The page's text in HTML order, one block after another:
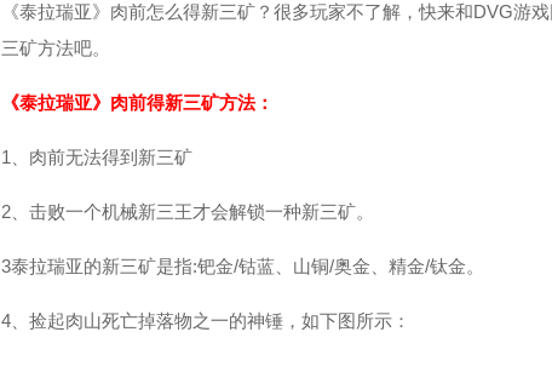
《泰拉瑞亚》肉前怎么得新三矿？很多玩家不了解，快来和DVG游
三矿方法吧。
《泰拉瑞亚》肉前得新三矿方法：
1、肉前无法得到新三矿
2、击败一个机械新三王才会解锁一种新三矿。
3泰拉瑞亚的新三矿是指:钯金/钴蓝、山铜/奥金、精金/钛金。
4、捡起肉山死亡掉落物之一的神锤，如下图所示：